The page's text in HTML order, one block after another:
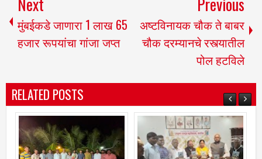
मुंबईकडे जाणारा 1 लाख 65
हजार रूपयांचा गांजा जप्त
अष्टविनायक चौक ते बाबर
चौक दरम्यानचे रस्त्यातील
पोल हटविले
RELATED POSTS